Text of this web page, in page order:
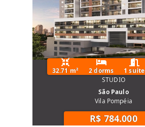
32.71 m² 2 dorms 1 suíte
STUDIO
São Paulo
Vila Pompéia
R$ 784.000